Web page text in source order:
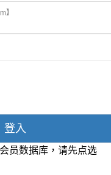
】
登入
员数据库，请先点选